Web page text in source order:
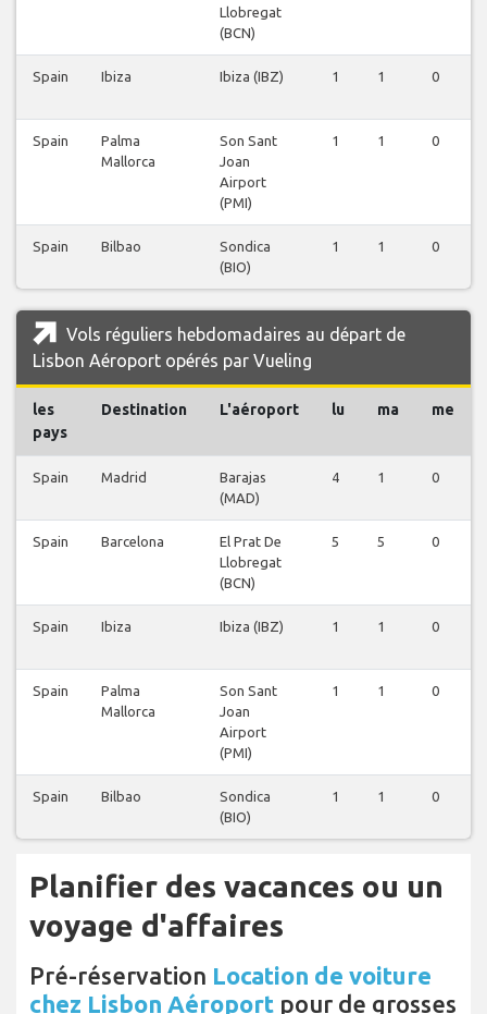
Llobregat
(BCN)
Spain Ibiza Ibiza (IBZ) 1 1 0
Spain
Palma
Mallorca
Son Sant
Joan
Airport
(PMI)
1 1 0
Spain Bilbao
Sondica
(BIO)
1 1 0
Vols réguliers hebdomadaires au départ de
Lisbon Aéroport opérés par Vueling
les
pays
Destination L'aéroport lu ma me
Spain Madrid
Barajas
(MAD)
4 1 0
Spain Barcelona
El Prat De
Llobregat
(BCN)
5 5 0
Spain Ibiza Ibiza (IBZ) 1 1 0
Spain
Palma
Mallorca
Son Sant
Joan
Airport
(PMI)
1 1 0
Spain Bilbao
Sondica
(BIO)
1 1 0
Planifier des vacances ou un
voyage d'affaires
Pré-réservation Location de voiture
chez Lisbon Aéroport pour de grosses